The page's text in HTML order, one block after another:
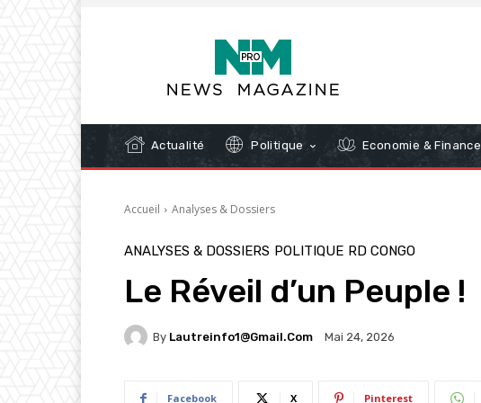
Actualité Politique Economie & Finance
Accueil Analyses & Dossiers
ANALYSES & DOSSIERS POLITIQUE RD CONGO
Le Réveil d’un Peuple !
By Lautreinfo1@gmail.com Mai 24, 2026
Facebook X Pinterest